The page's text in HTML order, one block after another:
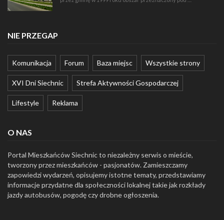
NIE PRZEGAP
Komunikacja Forum Baza miejsc Wszystkie strony
XVI Dni Siechnic Strefa Aktywności Gospodarczej
Lifestyle Reklama
O NAS
Portal Mieszkańców Siechnic to niezależny serwis o mieście,
tworzony przez mieszkańców - pasjonatów. Zamieszczamy
zapowiedzi wydarzeń, opisujemy istotne tematy, przedstawiamy
informacje przydatne dla społeczności lokalnej takie jak rozkłady
jazdy autobusów, pogodę czy drobne ogłoszenia.